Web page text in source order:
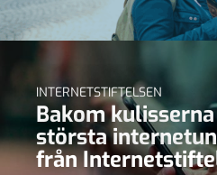
INTERNETSTIFTELSEN
Bakom
största
från